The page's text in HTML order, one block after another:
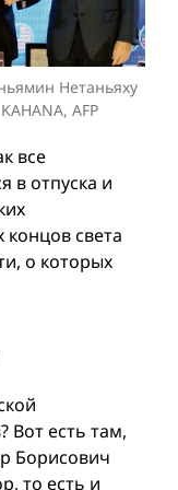
Нетаньяху
AFP
все
в отпуска и
концов света
о которых
Вот есть там,
Борисович
то есть и